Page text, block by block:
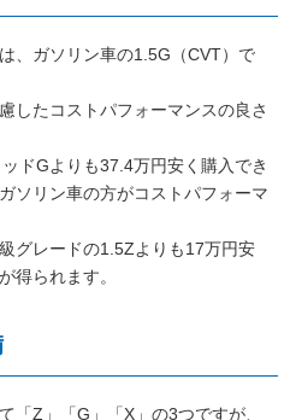
、ガソリン車の1.5G（CVT）で
したコストパフォーマンスの良さ
ドGよりも37.4万円安く購入でき
ソリン車の方がコストパフォーマ
グレードの1.5Zよりも17万円安
得られます。
「Z」「G」「X」の3つですが、